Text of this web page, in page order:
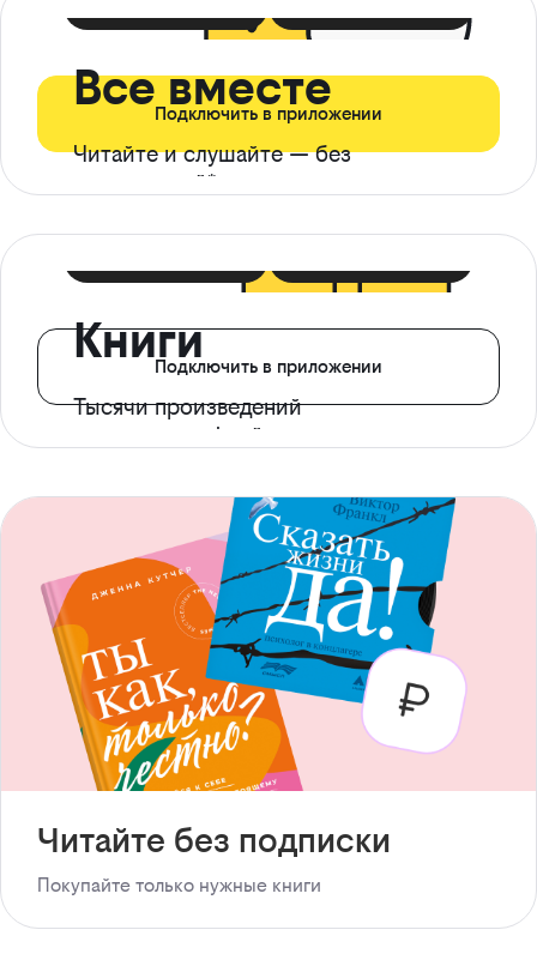
Все вместе
Читайте и слушайте — без
ограничений*
Подключить в приложении
Книги
Тысячи произведений
с доступом офлайн
Подключить в приложении
Читайте без подписки
Покупайте только нужные книги